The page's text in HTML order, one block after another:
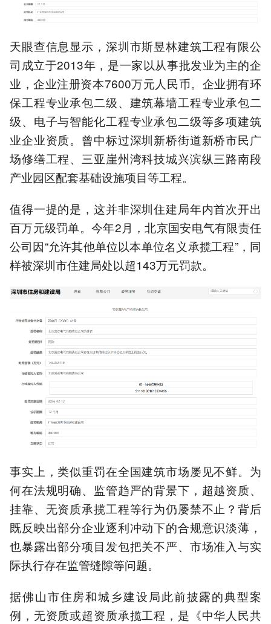
天眼查信息显示，深圳市斯昱林建筑工程有限公
司成立于2013年，是一家以从事批发业为主的企
业，企业注册资本7600万元人民币。企业拥有环
保工程专业承包二级、建筑幕墙工程专业承包二
级、电子与智能化工程专业承包二级等多项建筑
业企业资质。曾中标过深圳新桥街道新桥市民广
场修缮工程、三亚崖州湾科技城兴滨纵三路南段
产业园区配套基础设施项目等工程。
值得一提的是，这并非深圳住建局年内首次开出
百万元级罚单。今年2月，北京国安电气有限责任
公司因“允许其他单位以本单位名义承揽工程”，同
样被深圳市住建局处以超143万元罚款。
事实上，类似重罚在全国建筑市场屡见不鲜。为
何在法规明确、监管趋严的背景下，超越资质、
挂靠、无资质承揽工程等行为仍屡禁不止？背后
既反映出部分企业逐利冲动下的合规意识淡薄，
也暴露出部分项目发包把关不严、市场准入与实
际执行存在监管缝隙等问题。
据佛山市住房和城乡建设局此前披露的典型案
例，无资质或超资质承揽工程，是《中华人民共